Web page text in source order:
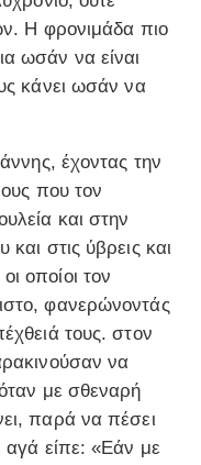
Η φρονιμάδα πιο
ωσάν να είναι
κάνει ωσάν να
έχοντας την
που τον
και στην
στις ύβρεις και
οποίοι τον
φανερώνοντάς
τους. στον
να
με σθεναρή
παρά να πέσει
αγά είπε: «Εάν με